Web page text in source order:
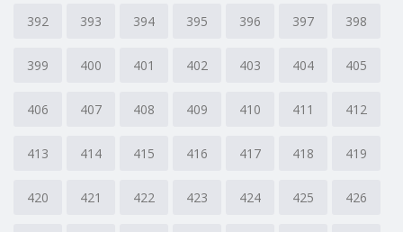
392 393 394 395 396 397 398
399 400 401 402 403 404 405
406 407 408 409 410 411 412
413 414 415 416 417 418 419
420 421 422 423 424 425 426